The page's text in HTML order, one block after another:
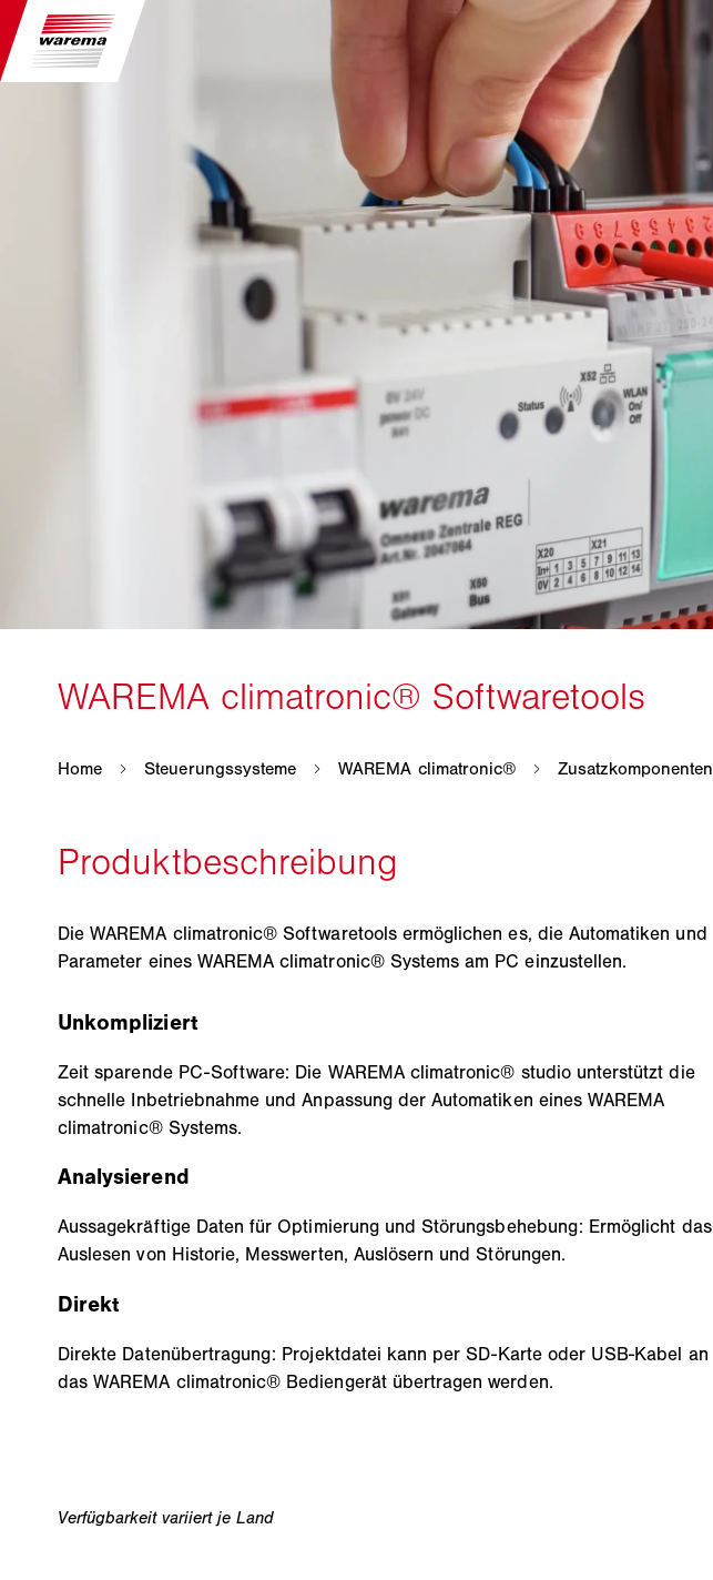
Die WAREMA climatronic® Softwaretools ermöglichen es, die Automatiken und
Parameter eines WAREMA climatronic® Systems am PC einzustellen.
Unkompliziert
Zeit sparende PC-Software: Die WAREMA climatronic® studio unterstützt die
schnelle Inbetriebnahme und Anpassung der Automatiken eines WAREMA
climatronic® Systems.
Analysierend
Aussagekräftige Daten für Optimierung und Störungsbehebung: Ermöglicht das
Auslesen von Historie, Messwerten, Auslösern und Störungen.
Direkt
Direkte Datenübertragung: Projektdatei kann per SD-Karte oder USB-Kabel an
das WAREMA climatronic® Bediengerät übertragen werden.